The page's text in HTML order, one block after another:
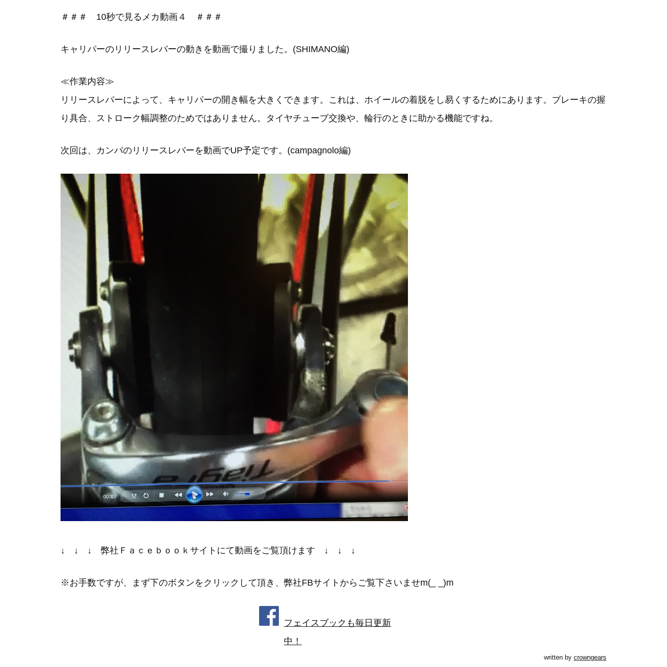
＃＃＃ 10秒で見るメカ動画４ ＃＃＃
キャリパーのリリースレバーの動きを動画で撮りました。(SHIMANO編)
≪作業内容≫
リリースレバーによって、キャリパーの開き幅を大きくできます。これは、ホイールの着脱をし易くするためにあります。ブレーキの握
り具合、ストローク幅調整のためではありません。タイヤチューブ交換や、輪行のときに助かる機能ですね。
次回は、カンパのリリースレバーを動画でUP予定です。(campagnolo編)
↓ ↓ ↓ 弊社Ｆａｃｅｂｏｏｋサイトにて動画をご覧頂けます ↓ ↓ ↓
※お手数ですが、まず下のボタンをクリックして頂き、弊社FBサイトからご覧下さいませm(_ _)m
フェイスブックも毎日更新
中！
written by crowngears